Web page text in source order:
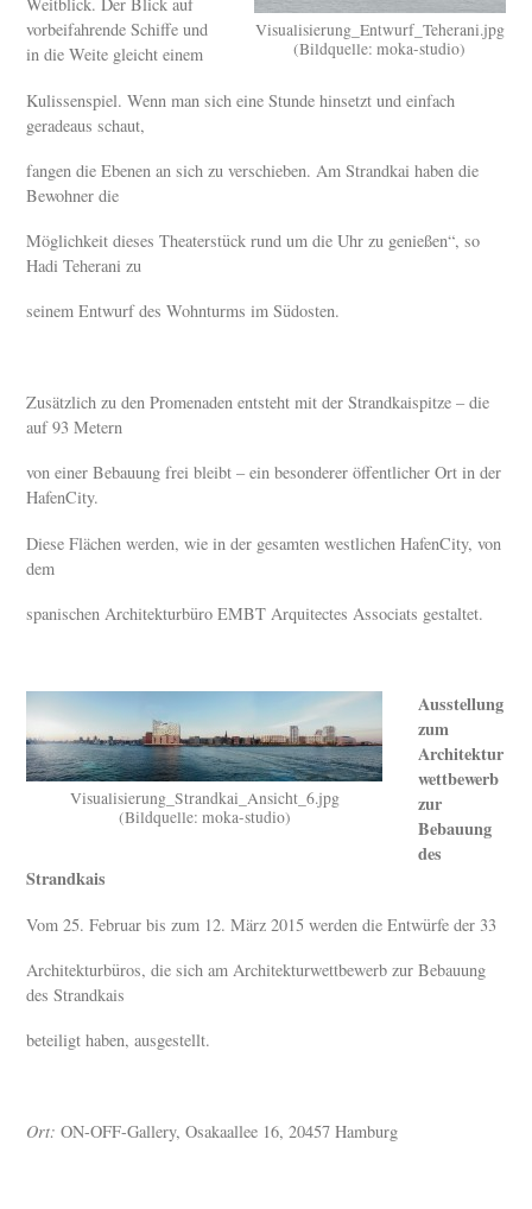
Visualisierung_Entwurf_Teherani.jpg
(Bildquelle: moka-studio)
Weitblick. Der Blick auf
vorbeifahrende Schiffe und
in die Weite gleicht einem
Kulissenspiel. Wenn man sich eine Stunde hinsetzt und einfach
geradeaus schaut,
fangen die Ebenen an sich zu verschieben. Am Strandkai haben die
Bewohner die
Möglichkeit dieses Theaterstück rund um die Uhr zu genießen“, so
Hadi Teherani zu
seinem Entwurf des Wohnturms im Südosten.
Zusätzlich zu den Promenaden entsteht mit der Strandkaispitze – die
auf 93 Metern
von einer Bebauung frei bleibt – ein besonderer öffentlicher Ort in der
HafenCity.
Diese Flächen werden, wie in der gesamten westlichen HafenCity, von
dem
spanischen Architekturbüro EMBT Arquitectes Associats gestaltet.
Visualisierung_Strandkai_Ansicht_6.jpg
(Bildquelle: moka-studio)
Ausstellung
zum
Architektur
wettbewerb
zur
Bebauung
des
Strandkais
Vom 25. Februar bis zum 12. März 2015 werden die Entwürfe der 33
Architekturbüros, die sich am Architekturwettbewerb zur Bebauung
des Strandkais
beteiligt haben, ausgestellt.
Ort:ON-OFF-Gallery, Osakaallee 16, 20457 Hamburg